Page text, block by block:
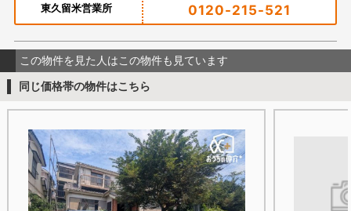
東久留米営業所 0120-215-521
この物件を見た人はこの物件も見ています
同じ価格帯の物件はこちら